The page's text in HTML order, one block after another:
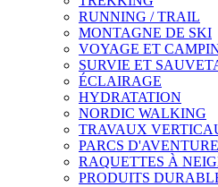
RUNNING / TRAIL
MONTAGNE DE SKI
VOYAGE ET
SURVIE ET
ÉCLAIRAGE
HYDRATATION
NORDIC WALKING
TRAVAUX
PARCS D'AVENTURE
RAQUETTES À
PRODUITS